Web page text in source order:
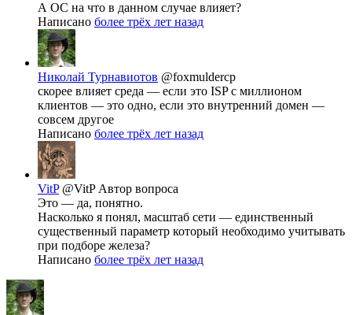
А ОС на что в данном случае влияет?
Написано более трёх лет назад
Николай Турнавиотов @foxmuldercp
скорее влияет среда — если это ISP с миллионом
клиентов — это одно, если это внутренний домен —
совсем другое
Написано более трёх лет назад
VitP @VitP Автор вопроса
Это — да, понятно.
Насколько я понял, масштаб сети — единственный
существенный параметр который необходимо учитывать
при подборе железа?
Написано более трёх лет назад